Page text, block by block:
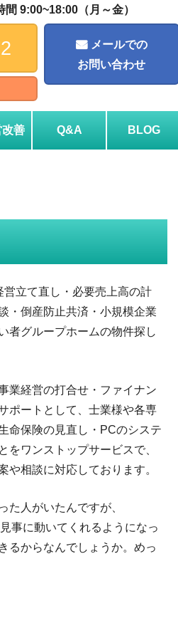
9:00~18:00（月～金）
メールでの
お問い合わせ
善 Q&A BLOG
立て直し・必要売上高の計
・倒産防止共済・小規模企業
者グループホームの物件探し
業経営の打合せ・ファイナン
ポートとして、士業様や各専
命保険の見直し・PCのシステ
をワンストップサービスで、
や相談に対応しております。
人がいたんですが、
事に動いてくれるようになっ
るからなんでしょうか。めっ